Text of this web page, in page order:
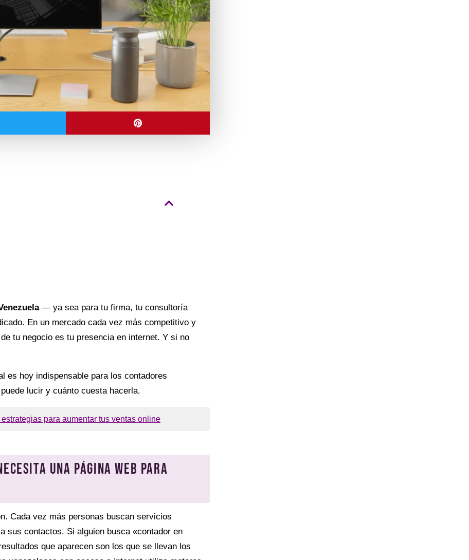
— ya sea para tu firma, tu consultoría
En un mercado cada vez más competitivo y
tu negocio es tu presencia en internet. Y si no
es hoy indispensable para los contadores
lucir y cuánto cuesta hacerla.
para aumentar tus ventas online
una página web para
Cada vez más personas buscan servicios
sus contactos. Si alguien busca «contador en
que aparecen son los que se llevan los